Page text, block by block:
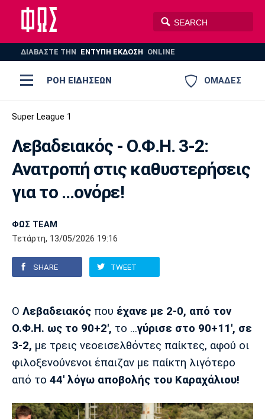
ΔΙΑΒΑΣΤΕ THN ΕΝΤΥΠΗ ΕΚΔΟΣΗ ONLINE
ΟΜΑΔΕΣ
ΡΟΗ ΕΙΔΗΣΕΩΝ
ΠΟΔΟΣΦΑΙΡΟ
AUTO-MOTO PLUS
Ποδόσφαιρο
Super League 1
Super League 2
Ελλάδα
Champions League
Conference League
Διεθνή
Euro
Εθνικές Ομάδες
Μπάσκετ
Ελλάδα
EuroLeague
ΝΒΑ
Champions League
Κύπελλο
EuroCup
Basket League
Ολυμπιακοί Αγώνες
Πόλο
Τένις
Στίβος
Γυμναστική
Κολύμβηση
Χάντμπολ
Auto-Moto
Αυτοκίνητο
Formula 1
Μοτοσυκλέτα
Tech
Gaming
Gadgets
Plus
Θέατρο
Blogs
Ολυμπιακός ΑΕΚ ΠΑΟΚ
Παναθηναϊκός Ατρόμητος
Τρίπολης
Super League 1
Λεβαδειακός - Ο.Φ.Η. 3-2:
Ανατροπή στις καθυστερήσεις
για το ...ονόρε!
ΦΩΣ TEAM
Τετάρτη, 13/05/2026 19:16
SHARE TWEET
Ο Λεβαδειακός που έχανε με 2-0, από τον
Ο.Φ.Η. ως το 90+2', το ...γύρισε στο 90+11', σε
3-2, με τρεις νεοεισελθόντες παίκτες, αφού οι
φιλοξενούνενοι έπαιζαν με παίκτη λιγότερο
από το 44' λόγω αποβολής του Καραχάλιου!